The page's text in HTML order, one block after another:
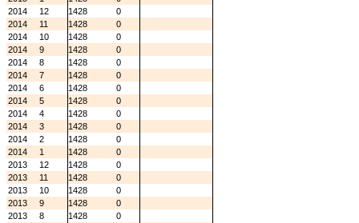
2014
12 1428
0
2014
11 1428
0
2014
10 1428
0
2014
9 1428
0
2014
8 1428
0
2014
7 1428
0
2014
6 1428
0
2014
5 1428
0
2014
4 1428
0
2014
3 1428
0
2014
2 1428
0
2014
1 1428
0
2013
12 1428
0
2013
11 1428
0
2013
10 1428
0
2013
9 1428
0
2013
8 1428
0